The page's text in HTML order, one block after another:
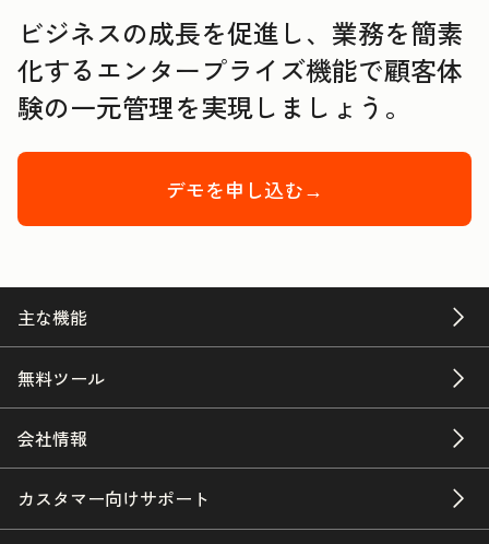
ビジネスの成長を促進し、業務を簡素
化するエンタープライズ機能で顧客体
験の一元管理を実現しましょう。
デモを申し込む→
主な機能
無料ツール
会社情報
カスタマー向けサポート